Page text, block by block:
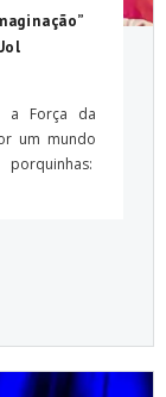
a Força da
um mundo